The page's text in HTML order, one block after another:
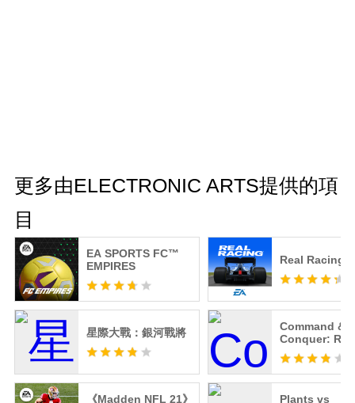
更多由ELECTRONIC ARTS提供的項
目
EA SPORTS FC™
EMPIRES
Real Racing 3
星際大戰：銀河戰將
Command &
Conquer:
PVP
《Madden NFL 21》
Plants vs